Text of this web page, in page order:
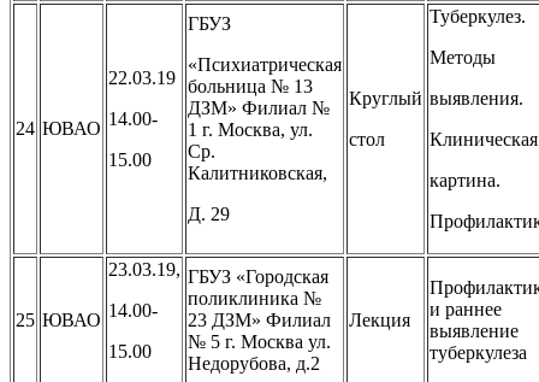
24 ЮВАО
22.03.19
14.00-
15.00
ГБУЗ
«Психиатрическая
больница № 13
ДЗМ» Филиал №
1 г. Москва, ул.
Ср.
Калитниковская,
Д. 29
Круглый
стол
Туберкулез.
Методы
выявления.
Клиническая
картина.
25 ЮВАО
23.03.19,
14.00-
15.00
ГБУЗ «Городская
поликлиника №
23 ДЗМ» Филиал
№ 5 г. Москва ул.
Недорубова, д.2
Лекция
и раннее
выявление
туберкулеза